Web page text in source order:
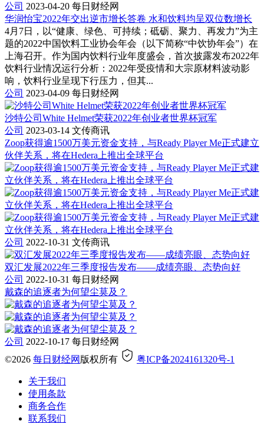
公司 2023-04-20 每日财经网
华润怡宝2022年交出逆市增长答卷 水和饮料均呈双位数增长
4月7日，以“健康、绿色、可持续；砥砺、聚力、再发力”为主
题的2022中国饮料工业协会年会（以下简称“中饮协年会”）在
上海召开。作为国内饮料行业年度盛会，首次披露发布2022年
饮料行业情况运行分析：2022年受疫情和大宗原材料波动影
响，饮料行业呈现下行压力，但其...
公司 2023-04-09 每日财经网
沙特公司White Helmet荣获2022年创业者世界杯冠军
公司 2023-03-14 文传商讯
Zoop获得逾1500万美元资金支持，与Ready Player Me正式建立
伙伴关系，将在Hedera上推出全球平台
公司 2022-10-31 文传商讯
双汇发展2022年三季度报告发布——成绩亮眼、态势向好
公司 2022-10-31 每日财经网
戴森的追逐者为何望尘莫及？
公司 2022-10-17 每日财经网
©2026 每日财经网 版权所有 粤ICP备2024161320号-1
关于我们
使用条款
商务合作
联系我们